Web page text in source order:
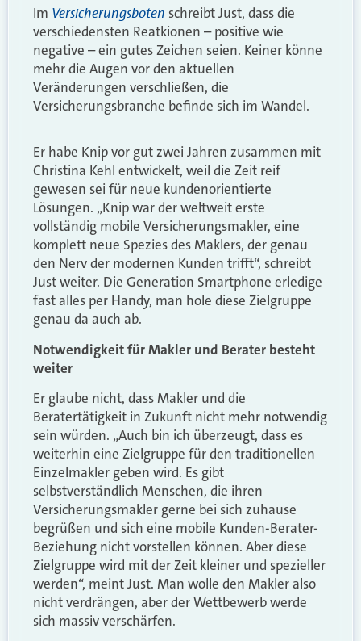
Im Versicherungsboten schreibt Just, dass die
verschiedensten Reatkionen – positive wie
negative – ein gutes Zeichen seien. Keiner könne
mehr die Augen vor den aktuellen
Veränderungen verschließen, die
Versicherungsbranche befinde sich im Wandel.
Er habe Knip vor gut zwei Jahren zusammen mit
Christina Kehl entwickelt, weil die Zeit reif
gewesen sei für neue kundenorientierte
Lösungen. „Knip war der weltweit erste
vollständig mobile Versicherungsmakler, eine
komplett neue Spezies des Maklers, der genau
den Nerv der modernen Kunden trifft“, schreibt
Just weiter. Die Generation Smartphone erledige
fast alles per Handy, man hole diese Zielgruppe
genau da auch ab.
Notwendigkeit für Makler und Berater besteht
weiter
Er glaube nicht, dass Makler und die
Beratertätigkeit in Zukunft nicht mehr notwendig
sein würden. „Auch bin ich überzeugt, dass es
weiterhin eine Zielgruppe für den traditionellen
Einzelmakler geben wird. Es gibt
selbstverständlich Menschen, die ihren
Versicherungsmakler gerne bei sich zuhause
begrüßen und sich eine mobile Kunden-Berater-
Beziehung nicht vorstellen können. Aber diese
Zielgruppe wird mit der Zeit kleiner und spezieller
werden“, meint Just. Man wolle den Makler also
nicht verdrängen, aber der Wettbewerb werde
sich massiv verschärfen.